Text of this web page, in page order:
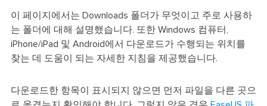
이 페이지에서는 Downloads 폴더가 무엇이고 주로 사용하
는 폴더에 대해 설명했습니다. 또한 Windows 컴퓨터,
iPhone/iPad 및 Android에서 다운로드가 수행되는 위치를
찾는 데 도움이 되는 자세한 지침을 제공했습니다.
다운로드한 항목이 표시되지 않으면 먼저 파일을 다른 곳으